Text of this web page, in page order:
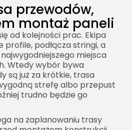
przewodów,
montaż paneli
od kolejności prac. Ekipa
profile, podłącza stringi, a
miejsca
Wtedy wybór bywa
są już za krótkie, trasa
strefę albo przepust
trudno będzie go
na zaplanowaniu trasy